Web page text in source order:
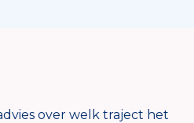
over welk traject het